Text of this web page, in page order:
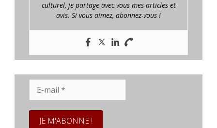
culturel, je partage avec vous mes articles et
avis. Si vous aimez, abonnez-vous !
mail